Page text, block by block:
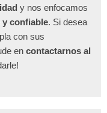
y nos enfocamos
y confiable. Si desea
con sus
en contactarnos al